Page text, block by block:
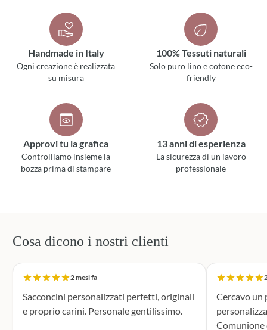
Handmade in Italy
Ogni creazione è realizzata
su misura
100% Tessuti naturali
Solo puro lino e cotone eco-
friendly
Approvi tu la grafica
Controlliamo insieme la
bozza prima di stampare
13 anni di esperienza
La sicurezza di un lavoro
professionale
Cosa dicono i nostri clienti
2 mesi fa
Sacconcini personalizzati perfetti, originali
e proprio carini. Personale gentilissimo.
Cercavo
Comunione di